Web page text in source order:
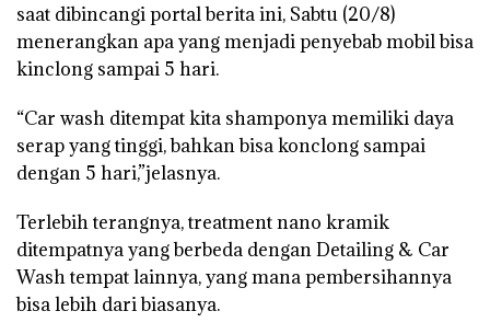
saat dibincangi portal berita ini, Sabtu (20/8)
menerangkan apa yang menjadi penyebab mobil bisa
kinclong sampai 5 hari.
“Car wash ditempat kita shamponya memiliki daya
serap yang tinggi, bahkan bisa konclong sampai
dengan 5 hari,”jelasnya.
Terlebih terangnya, treatment nano kramik
ditempatnya yang berbeda dengan Detailing & Car
Wash tempat lainnya, yang mana pembersihannya
bisa lebih dari biasanya.